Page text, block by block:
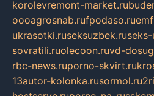
korolevremont-market.ru
oooagrosnab.rufpodaso.ru
ukrasotki.ruseksuzbek.ru
sovratili.ruolecoon.ruvd-
rbc-news.ruporno-skvirt.ru
13autor-kolonka.rusormol.ru